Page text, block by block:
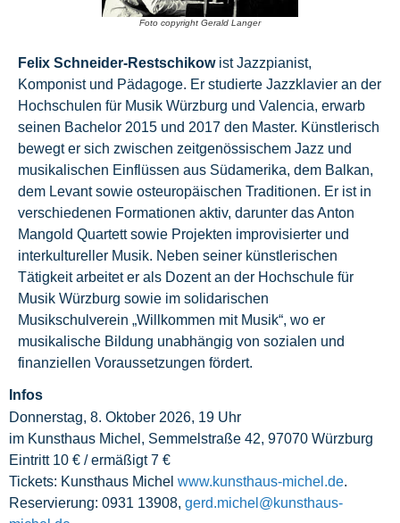
Foto copyright Gerald Langer
Felix Schneider-Restschikowist Jazzpianist,
Komponist und Pädagoge. Er studierte Jazzklavier an der
Hochschulen für Musik Würzburg und Valencia, erwarb
seinen Bachelor 2015 und 2017 den Master. Künstlerisch
bewegt er sich zwischen zeitgenössischem Jazz und
musikalischen Einflüssen aus Südamerika, dem Balkan,
dem Levant sowie osteuropäischen Traditionen. Er ist in
verschiedenen Formationen aktiv, darunter das Anton
Mangold Quartett sowie Projekten improvisierter und
interkultureller Musik. Neben seiner künstlerischen
Tätigkeit arbeitet er als Dozent an der Hochschule für
Musik Würzburg sowie im solidarischen
Musikschulverein „Willkommen mit Musik“, wo er
musikalische Bildung unabhängig von sozialen und
finanziellen Voraussetzungen fördert.
Infos
Donnerstag, 8. Oktober 2026, 19 Uhr
im Kunsthaus Michel, Semmelstraße 42, 97070 Würzburg
Eintritt 10 € / ermäßigt 7 €
Tickets: Kunsthaus Michel www.kunsthaus-michel.de.
Reservierung: 0931 13908, gerd.michel@kunsthaus-